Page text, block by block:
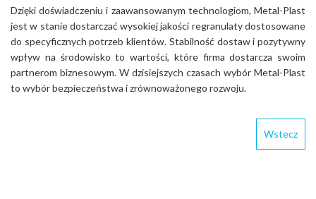
Dzięki doświadczeniu i zaawansowanym technologiom, Metal-Plast
jest w stanie dostarczać wysokiej jakości regranulaty dostosowane
do specyficznych potrzeb klientów. Stabilność dostaw i pozytywny
wpływ na środowisko to wartości, które firma dostarcza swoim
partnerom biznesowym. W dzisiejszych czasach wybór Metal-Plast
to wybór bezpieczeństwa i zrównoważonego rozwoju.
Wstecz